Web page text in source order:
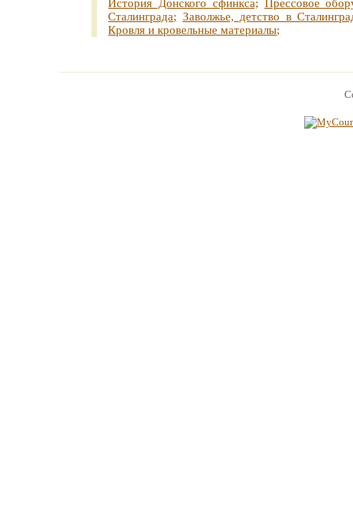
История Донского сфинкса;
Прессовое
Сталинграда; Заволжье, детство в
Кровля и кровельные материалы;